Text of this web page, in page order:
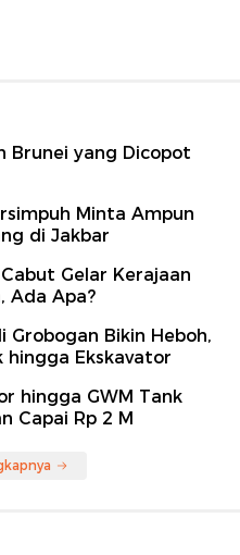
Brunei yang Dicopot
Minta Ampun
di Jakbar
Gelar Kerajaan
Ada Apa?
Grobogan Bikin Heboh,
hingga Ekskavator
hingga GWM Tank
Capai Rp 2 M